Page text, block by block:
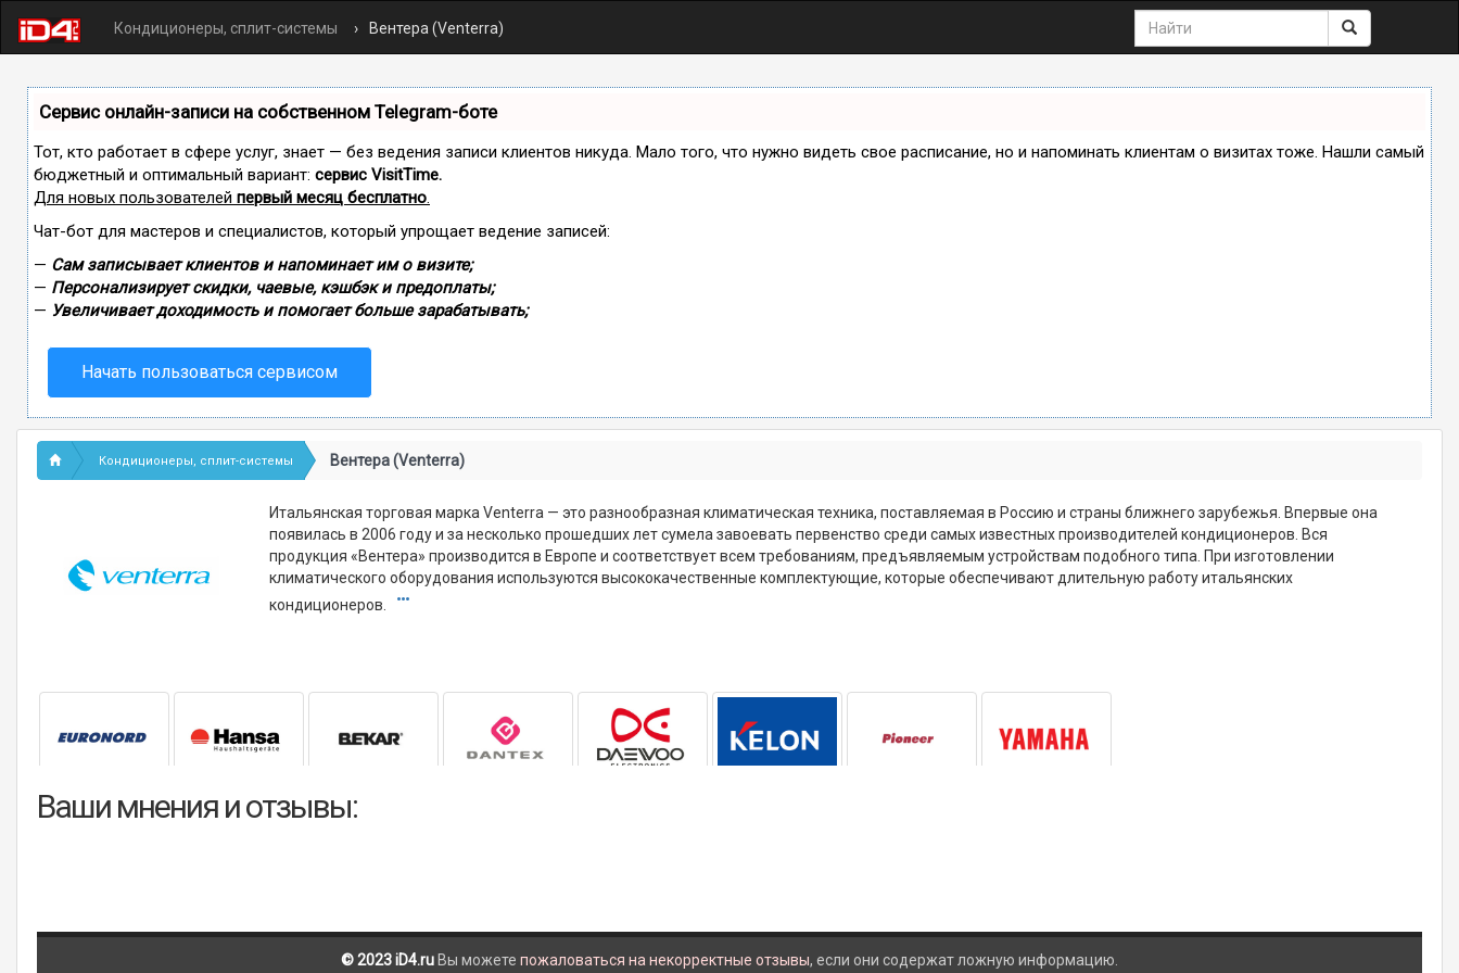
Кондиционеры, сплит-системы Вентера (Venterra)
Сервис онлайн-записи на собственном Telegram-боте
Тот, кто работает в сфере услуг, знает — без ведения записи клиентов никуда. Мало того, что нужно видеть свое расписание, но и напоминать клиентам о визитах тоже. Нашли самый
бюджетный и оптимальный вариант: сервис VisitTime.
Для новых пользователей первый месяц бесплатно.
Чат-бот для мастеров и специалистов, который упрощает ведение записей:
— Сам записывает клиентов и напоминает им о визите;
— Персонализирует скидки, чаевые, кэшбэк и предоплаты;
— Увеличивает доходимость и помогает больше зарабатывать;
Начать пользоваться сервисом
Кондиционеры, сплит-системы Вентера (Venterra)
Итальянская торговая марка Venterra — это разнообразная климатическая техника, поставляемая в Россию и страны ближнего зарубежья. Впервые она
появилась в 2006 году и за несколько прошедших лет сумела завоевать первенство среди самых известных производителей кондиционеров. Вся
продукция «Вентера» производится в Европе и соответствует всем требованиям, предъявляемым устройствам подобного типа. При изготовлении
климатического оборудования используются высококачественные комплектующие, которые обеспечивают длительную работу итальянских
кондиционеров.
Ваши мнения и отзывы:
© 2023 iD4.ru Вы можете пожаловаться на некорректные отзывы, если они содержат ложную информацию.